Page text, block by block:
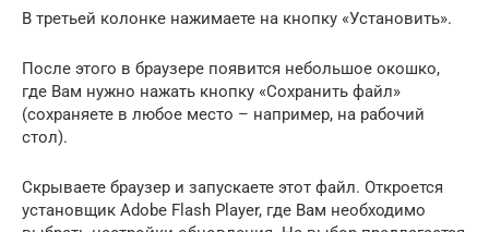
В третьей колонке нажимаете на кнопку «Установить».
После этого в браузере появится небольшое окошко,
где Вам нужно нажать кнопку «Сохранить файл»
(сохраняете в любое место – например, на рабочий
стол).
Скрываете браузер и запускаете этот файл. Откроется
установщик Adobe Flash Player, где Вам необходимо